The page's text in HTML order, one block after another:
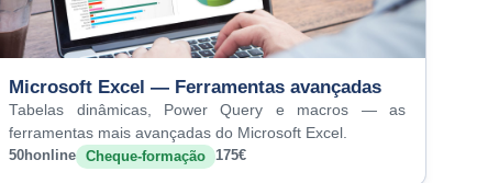
Microsoft Excel — Ferramentas avançadas
Tabelas dinâmicas, Power Query e macros — as
ferramentas mais avançadas do Microsoft Excel.
50honline Cheque-formação 175€